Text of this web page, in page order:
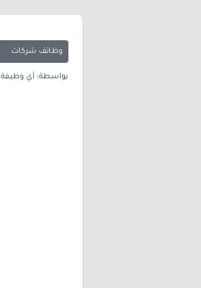
وظائف شركات
بواسطة: أي وظيفة